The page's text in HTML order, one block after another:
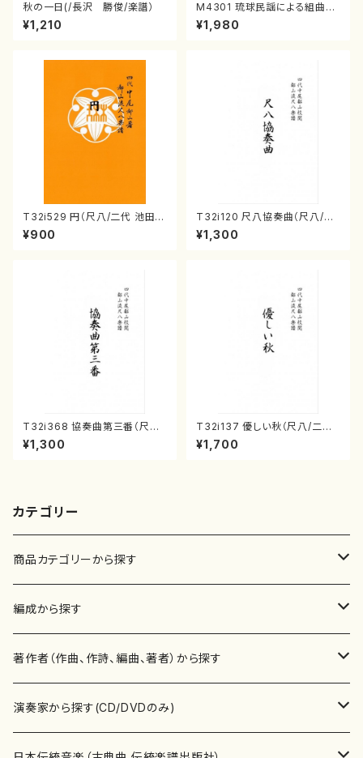
秋の一日(/長沢 勝俊/楽譜）
¥1,210
M4301 琉球民謡による組曲
（箏/牧野由多可作曲/宮城喜代
子・宮城数江著/箏曲楽譜）
¥1,980
T32i529 円（尺八/二代 池田静
山/楽譜）都山流公刊楽譜曲番:2
238
¥900
T32i120 尺八協奏曲（尺八/二
代 山本邦山/尺八/都山式譜）都
山流公刊楽譜曲番:569
¥1,300
T32i368 協奏曲第三番（尺八/
唯是震一/楽譜）都山流公刊楽譜
曲番:2073
¥1,300
T32i137 優しい秋（尺八/二代
山本邦山/尺八/都山式譜）都山
流公刊楽譜曲番:586
¥1,700
カテゴリー
商品カテゴリーから探す
楽譜
書籍
書籍
テキストブック
CD・DVD
編成から探す
邦楽器
箏・琴（ソロ）
箏・琴（合奏）
合唱
混声合唱
著作者（作曲、作詩、編曲、著者）から探す
あ行
青木省三(アオキ ショウゾウ)
演奏家から探す(CD/DVDのみ)